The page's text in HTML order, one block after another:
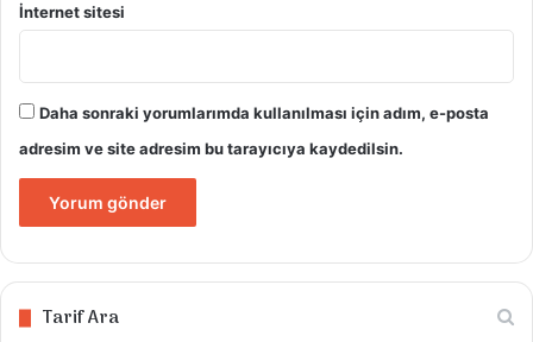
İnternet sitesi
Daha sonraki yorumlarımda kullanılması için adım, e-posta
adresim ve site adresim bu tarayıcıya kaydedilsin.
Tarif Ara